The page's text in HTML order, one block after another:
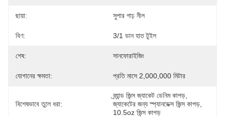
ছায়া: সুপার গাঢ় নীল
বিণ: 3/1 ডান হাত টুইল
শেষ: সানফোরাইজিং
যোগানের ক্ষমতা: প্রতি মাসে 2,000,000 মিটার
বিশেষভাবে তুলে ধরা:
ব্র্যান্ড জিন্স জ্যাকেট ডেনিম কাপড়
জ্যাকেটের জন্য স্প্যানডেক্স জিন্স কাপড়
10.5oz জিন্স কাপড়